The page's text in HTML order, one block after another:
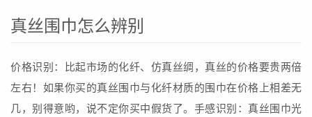
真丝围巾怎么辨别
价格识别：比起市场的化纤、仿真丝绸，真丝的价格要贵两倍
左右！如果你买的真丝围巾与化纤材质的围巾在价格上相差无
几，别得意哟，说不定你买中假货了。手感识别：真丝围巾光